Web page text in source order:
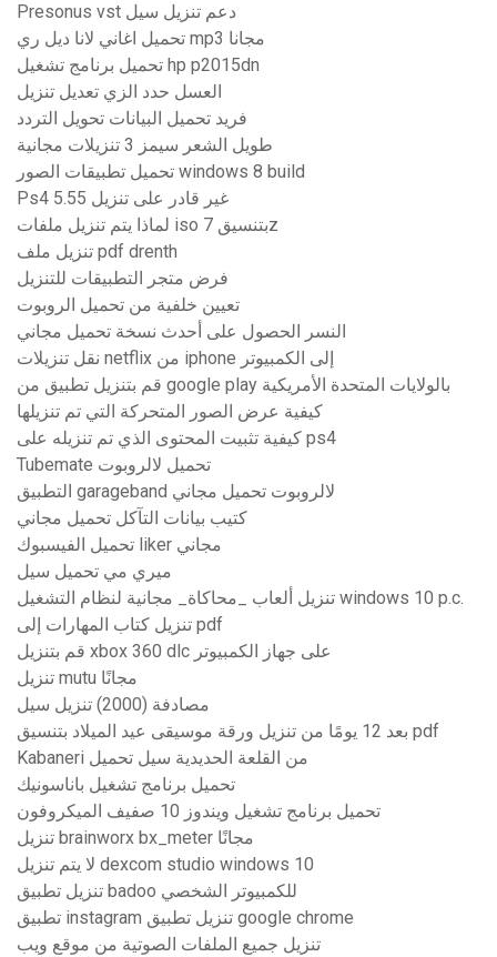
Presonus vst دعم تنزيل سيل
تحميل اغاني لانا ديل ري mp3 مجانا
تحميل برنامج تشغيل hp p2015dn
العسل حدد الزي تعديل تنزيل
فريد تحميل البيانات تحويل التردد
طويل الشعر سيمز 3 تنزيلات مجانية
تحميل تطبيقات الصور windows 8 build
Ps4 غير قادر على تنزيل 5.55
لماذا يتم تنزيل ملفات iso بتنسيق 7z
تنزيل ملف pdf drenth
فرض متجر التطبيقات للتنزيل
تعيين خلفية من تحميل الروبوت
النسر الحصول على أحدث نسخة تحميل مجاني
نقل تنزيلات netflix من iphone إلى الكمبيوتر
قم بتنزيل تطبيق من google play بالولايات المتحدة الأمريكية
كيفية عرض الصور المتحركة التي تم تنزيلها
كيفية تثبيت المحتوى الذي تم تنزيله على ps4
Tubemate تحميل لالروبوت
التطبيق garageband لالروبوت تحميل مجاني
كتيب بيانات التآكل تحميل مجاني
تحميل الفيسبوك liker مجاني
ميري مي تحميل سيل
تنزيل ألعاب _محاكاة_ مجانية لنظام التشغيل windows 10 p.c.
تنزيل كتاب المهارات إلى pdf
قم بتنزيل xbox 360 dlc على جهاز الكمبيوتر
تنزيل mutu مجانًا
مصادفة (2000) تنزيل سيل
بعد 12 يومًا من تنزيل ورقة موسيقى عيد الميلاد بتنسيق pdf
Kabaneri من القلعة الحديدية سيل تحميل
تحميل برنامج تشغيل باناسونيك
تحميل برنامج تشغيل ويندوز 10 صفيف الميكروفون
تنزيل brainworx bx_meter مجانًا
لا يتم تنزيل dexcom studio windows 10
تنزيل تطبيق badoo للكمبيوتر الشخصي
تطبيق instagram تنزيل تطبيق google chrome
تنزيل جميع الملفات الصوتية من موقع ويب